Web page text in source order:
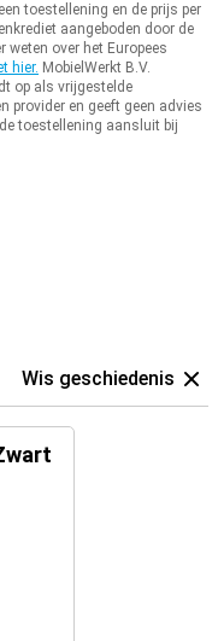
toestellening en de prijs per
aangeboden door de
weten over het Europees
hier. MobielWerkt B.V.
op als vrijgestelde
provider en geeft geen advies
toestellening aansluit bij
Wis geschiedenis